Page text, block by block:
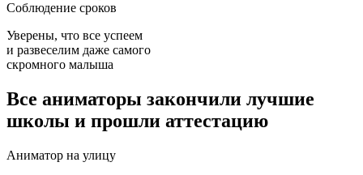
Соблюдение сроков
Уверены, что все успеем
и развеселим даже самого
скромного малыша
Все аниматоры закончили лучшие
школы и прошли аттестацию
Аниматор на улицу